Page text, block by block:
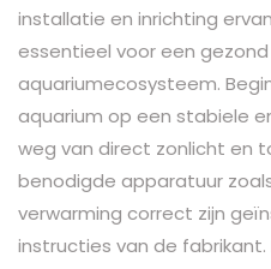
installatie en inrichting
essentieel voor een
aquariumecosysteem.
aquarium op een stabiele
weg van direct zonlicht en
benodigde apparatuur
verwarming correct zijn
instructies van de